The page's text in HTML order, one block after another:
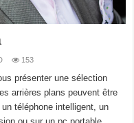
153
présenter une sélection
arrières plans peuvent être
téléphone intelligent, un
ou sur un pc portable.